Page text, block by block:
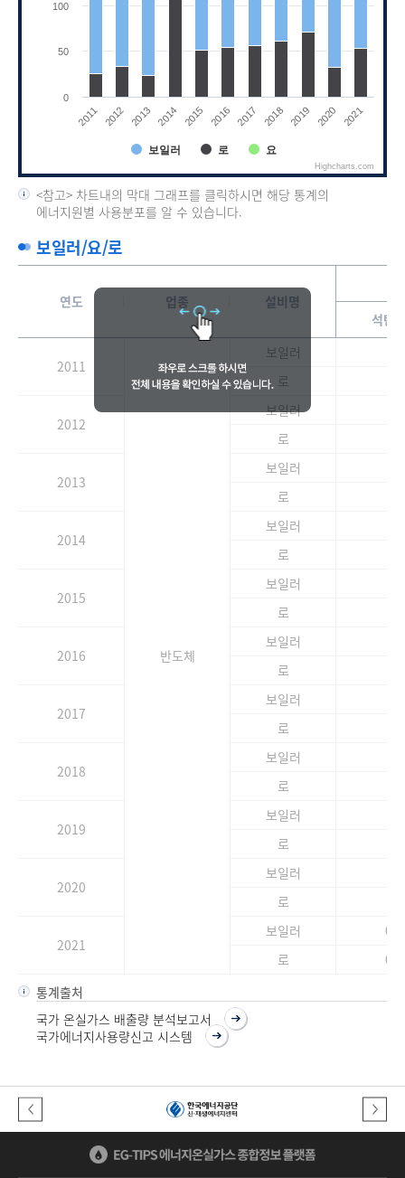
보일러 로 요
2011 2012 2013 2014 2015 2016 2017 2018 2019 2020 2021
0
50
100
Highcharts.com
End of interactive chart.
<참고> 차트내의 막대 그래프를 클릭하시면 해당 통계의
에너지원별 사용분포를 알 수 있습니다.
보일러/요/로
연도 업종
설비명
석탄
2011
반도체
보일러
로
2012
보일러
로
2013
보일러
로
2014
보일러
로
2015
보일러
로
2016
보일러
로
2017
보일러
로
2018
보일러
로
2019
보일러
로
2020
보일러
로
2021
보일러
0
로
0
통계출처
국가 온실가스 배출량 분석보고서
국가에너지사용량신고 시스템